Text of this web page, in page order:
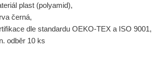
plast (polyamid),
černá,
dle standardu OEKO-TEX a ISO 9001,
odběr 10 ks